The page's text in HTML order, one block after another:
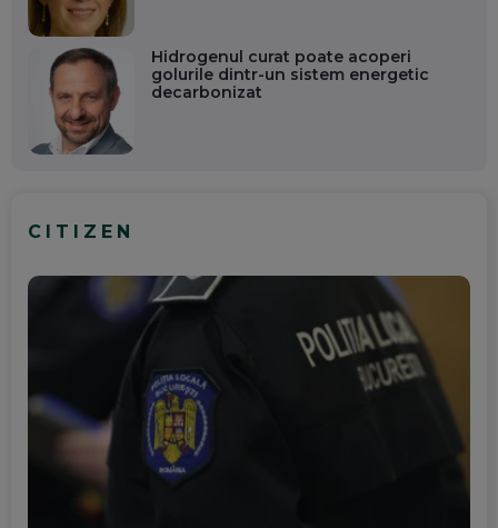
Hidrogenul curat poate acoperi
golurile dintr-un sistem energetic
decarbonizat
CITIZEN